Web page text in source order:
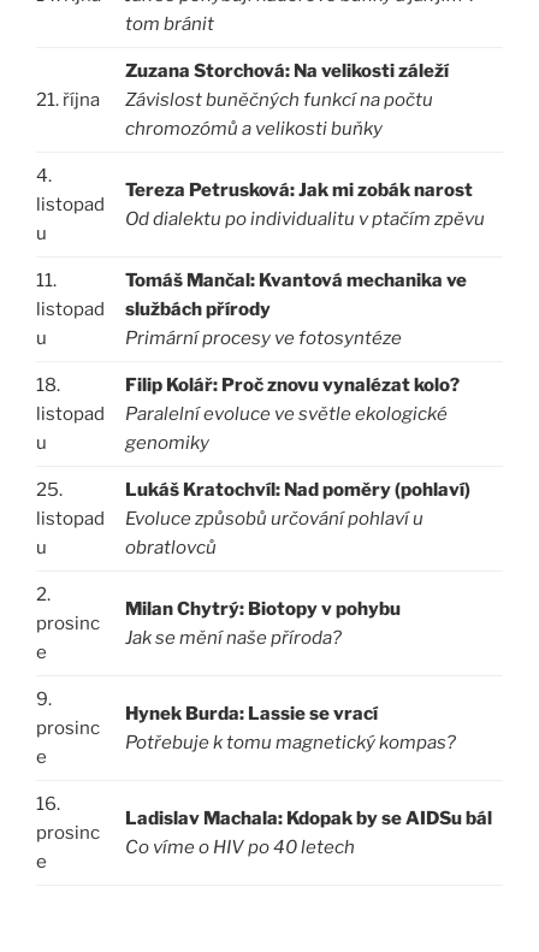
tom bránit
21. října
Zuzana Storchová: Na velikosti záleží
Závislost buněčných funkcí na počtu
chromozómů a velikosti buňky
4.
listopad
u
Tereza Petrusková: Jak mi zobák narost
Od dialektu po individualitu v ptačím zpěvu
11.
listopad
u
Tomáš Mančal: Kvantová mechanika ve
službách přírody
Primární procesy ve fotosyntéze
18.
listopad
u
Filip Kolář: Proč znovu vynalézat kolo?
Paralelní evoluce ve světle ekologické
genomiky
25.
listopad
u
Lukáš Kratochvíl: Nad poměry (pohlaví)
Evoluce způsobů určování pohlaví u
obratlovců
2.
prosinc
e
Milan Chytrý: Biotopy v pohybu
Jak se mění naše příroda?
9.
prosinc
e
Hynek Burda: Lassie se vrací
Potřebuje k tomu magnetický kompas?
16.
prosinc
e
Ladislav Machala: Kdopak by se AIDSu bál
Co víme o HIV po 40 letech